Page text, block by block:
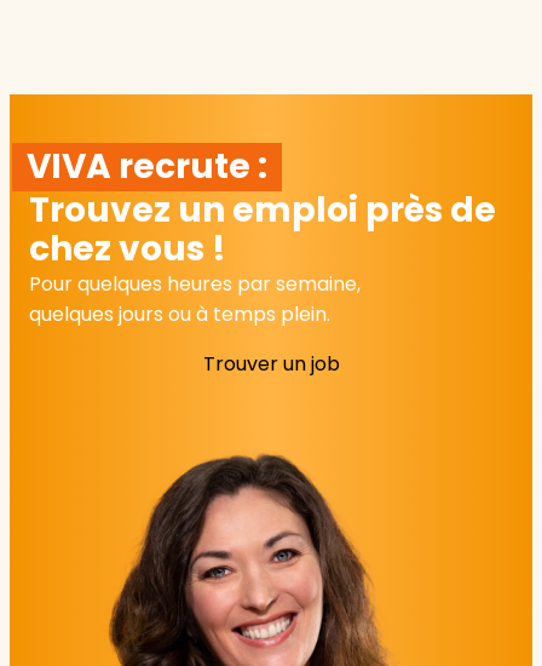
VIVA recrute :
Trouvez un emploi près de
chez vous !
Pour quelques heures par semaine,
quelques jours ou à temps plein.
Trouver un job